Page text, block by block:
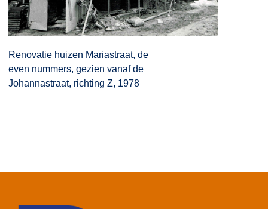
Renovatie huizen Mariastraat, de
even nummers, gezien vanaf de
Johannastraat, richting Z, 1978